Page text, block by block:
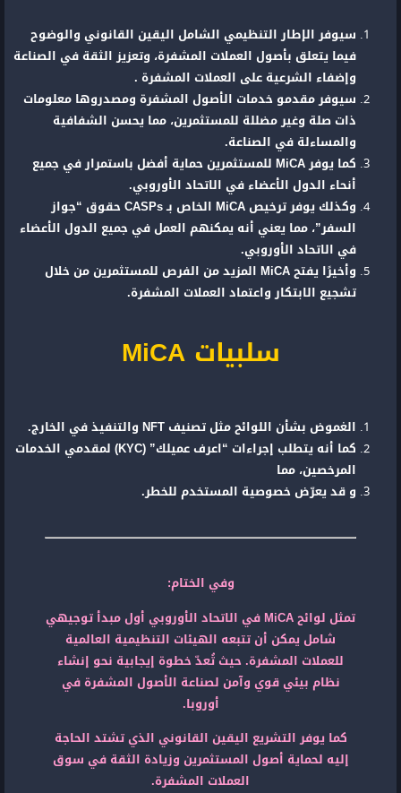
سيوفر الإطار التنظيمي الشامل اليقين القانوني والوضوح
فيما يتعلق بأصول العملات المشفرة، وتعزيز الثقة في الصناعة
وإضفاء الشرعية على العملات المشفرة .
سيوفر مقدمو خدمات الأصول المشفرة ومصدروها معلومات
ذات صلة وغير مضللة للمستثمرين، مما يحسن الشفافية
والمساءلة في الصناعة.
كما يوفر MiCA للمستثمرين حماية أفضل باستمرار في جميع
أنحاء الدول الأعضاء في الاتحاد الأوروبي.
وكذلك يوفر ترخيص MiCA الخاص بـ CASPs حقوق “جواز
السفر”، مما يعني أنه يمكنهم العمل في جميع الدول الأعضاء
في الاتحاد الأوروبي.
وأخيرًا يفتح MiCA المزيد من الفرص للمستثمرين من خلال
تشجيع الابتكار واعتماد العملات المشفرة.
سلبيات MiCA
الغموض بشأن اللوائح مثل تصنيف NFT والتنفيذ في الخارج.
كما أنه يتطلب إجراءات “اعرف عميلك” (KYC) لمقدمي الخدمات
المرخصين، مما
و قد يعرّض خصوصية المستخدم للخطر.
وفي الختام:
تمثل لوائح MiCA في الاتحاد الأوروبي أول مبدأ توجيهي
شامل يمكن أن تتبعه الهيئات التنظيمية العالمية
للعملات المشفرة. حيث تُعدّ خطوة إيجابية نحو إنشاء
نظام بيئي قوي وآمن لصناعة الأصول المشفرة في
أوروبا.
كما يوفر التشريع اليقين القانوني الذي تشتد الحاجة
إليه لحماية أصول المستثمرين وزيادة الثقة في سوق
العملات المشفرة.